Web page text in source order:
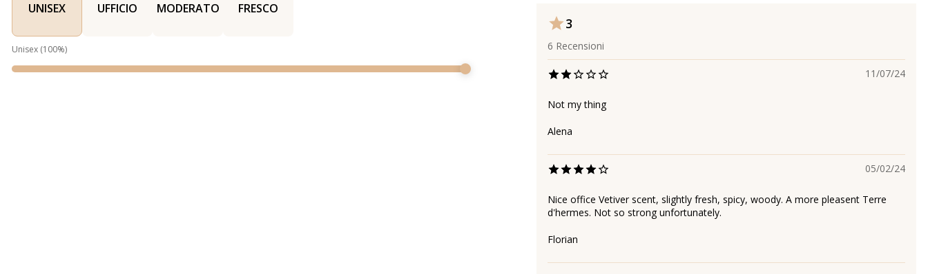
UNISEX UFFICIO MODERATO FRESCO
Unisex (100%)
3
6 Recensioni
11/07/24
Not my thing
Alena
05/02/24
Nice office Vetiver scent, slightly fresh, spicy, woody. A more pleasent Terre
d'hermes. Not so strong unfortunately.
Florian